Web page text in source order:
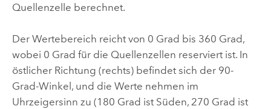
Quellenzelle berechnet.
Der Wertebereich reicht von 0 Grad bis 360 Grad,
wobei 0 Grad für die Quellenzellen reserviert ist. In
östlicher Richtung (rechts) befindet sich der 90-
Grad-Winkel, und die Werte nehmen im
Uhrzeigersinn zu (180 Grad ist Süden, 270 Grad ist